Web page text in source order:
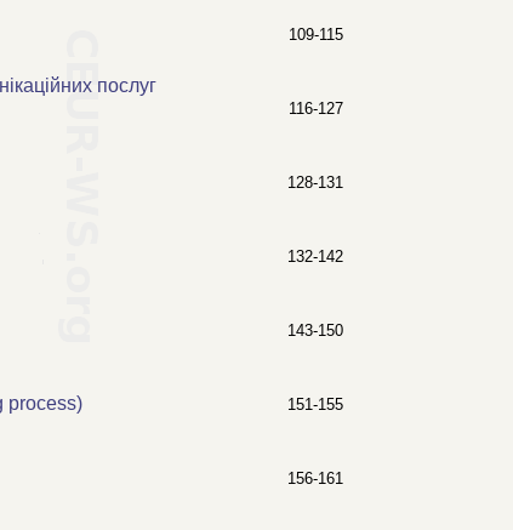
109-115
послуг
116-127
128-131
132-142
143-150
process)
151-155
156-161